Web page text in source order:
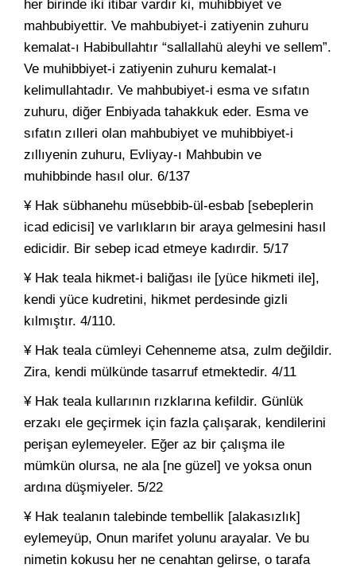
her birinde iki itibar vardır ki, muhibbiyet ve
mahbubiyettir. Ve mahbubiyet-i zatiyenin zuhuru
kemalat-ı Habibullahtır “sallallahü aleyhi ve sellem”.
Ve muhibbiyet-i zatiyenin zuhuru kemalat-ı
kelimullahtadır. Ve mahbubiyet-i esma ve sıfatın
zuhuru, diğer Enbiyada tahakkuk eder. Esma ve
sıfatın zılleri olan mahbubiyet ve muhibbiyet-i
zıllıyenin zuhuru, Evliyay-ı Mahbubin ve
muhibbinde hasıl olur. 6/137
¥ Hak sübhanehu müsebbib-ül-esbab [sebeplerin
icad edicisi] ve varlıkların bir araya gelmesini hasıl
edicidir. Bir sebep icad etmeye kadırdir. 5/17
¥ Hak teala hikmet-i baliğası ile [yüce hikmeti ile],
kendi yüce kudretini, hikmet perdesinde gizli
kılmıştır. 4/110.
¥ Hak teala cümleyi Cehenneme atsa, zulm değildir.
Zira, kendi mülkünde tasarruf etmektedir. 4/11
¥ Hak teala kullarının rızklarına kefildir. Günlük
erzakı ele geçirmek için fazla çalışarak, kendilerini
perişan eylemeyeler. Eğer az bir çalışma ile
mümkün olursa, ne ala [ne güzel] ve yoksa onun
ardına düşmiyeler. 5/22
¥ Hak tealanın talebinde tembellik [alakasızlık]
eylemeyüp, Onun marifet yolunu arayalar. Ve bu
nimetin kokusu her ne cenahtan gelirse, o tarafa